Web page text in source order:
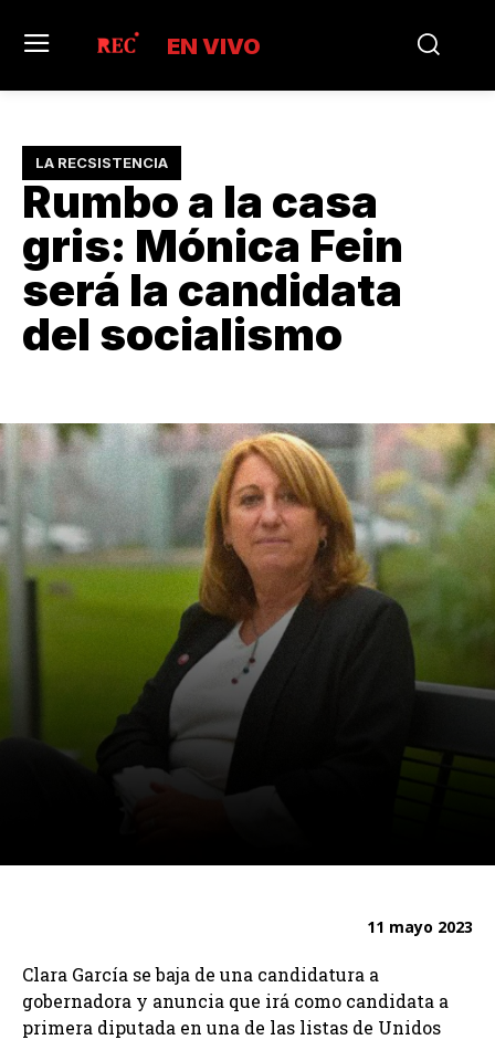
EN VIVO
LA RECSISTENCIA
Rumbo a la casa
gris: Mónica Fein
será la candidata
del socialismo
11 mayo 2023
Clara García se baja de una candidatura a
gobernadora y anuncia que irá como candidata a
primera diputada en una de las listas de Unidos